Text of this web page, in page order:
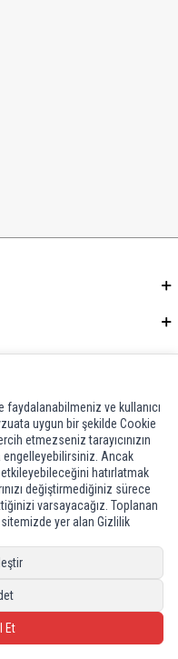
Hazırlanmıştır.
ve kullanıcı
uygun bir şekilde Cookie
etmezseniz tarayıcınızın
engelleyebilirsiniz. Ancak
etkileyebileceğini hatırlatmak
değiştirmediğiniz sürece
varsayacağız. Toplanan
yer alan Gizlilik
Et